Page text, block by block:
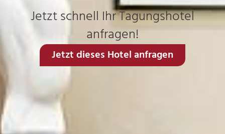
Jetzt schnell Ihr Tagungshotel
anfragen!
Jetzt dieses Hotel anfragen